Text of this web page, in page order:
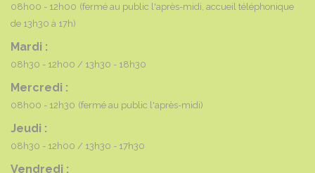
08h00 - 12h00 (fermé au public l'après-midi, accueil téléphonique
de 13h30 à 17h)
Mardi :
08h30 - 12h00 13h30 - 18h30
Mercredi :
08h00 - 12h30 (fermé au public l'après-midi)
Jeudi :
08h30 - 12h00 13h30 - 17h30
Vendredi :